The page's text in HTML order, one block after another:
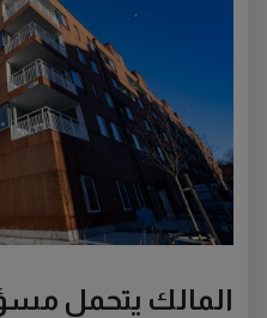
المالك يتحمل